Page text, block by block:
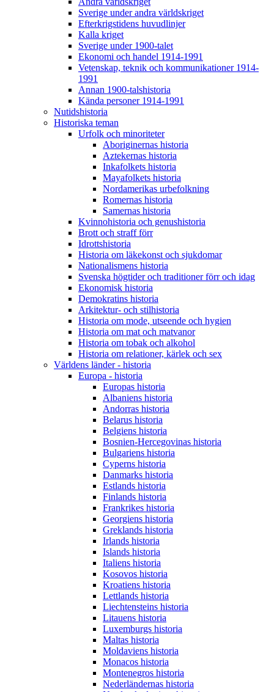
Sverige under andra världskriget
Efterkrigstidens huvudlinjer
Kalla kriget
Sverige under 1900-talet
Ekonomi och handel 1914-1991
Vetenskap, teknik och kommunikationer 1914-
1991
Annan 1900-talshistoria
Kända personer 1914-1991
Nutidshistoria
Historiska teman
Urfolk och minoriteter
Aboriginernas historia
Aztekernas historia
Inkafolkets historia
Mayafolkets historia
Nordamerikas urbefolkning
Romernas historia
Samernas historia
Kvinnohistoria och genushistoria
Brott och straff förr
Idrottshistoria
Historia om läkekonst och sjukdomar
Nationalismens historia
Svenska högtider och traditioner förr och idag
Ekonomisk historia
Demokratins historia
Arkitektur- och stilhistoria
Historia om mode, utseende och hygien
Historia om mat och matvanor
Historia om tobak och alkohol
Historia om relationer, kärlek och sex
Världens länder - historia
Europa - historia
Europas historia
Albaniens historia
Andorras historia
Belarus historia
Belgiens historia
Bosnien-Hercegovinas historia
Bulgariens historia
Cyperns historia
Danmarks historia
Estlands historia
Finlands historia
Frankrikes historia
Georgiens historia
Greklands historia
Irlands historia
Islands historia
Italiens historia
Kosovos historia
Kroatiens historia
Lettlands historia
Liechtensteins historia
Litauens historia
Luxemburgs historia
Maltas historia
Moldaviens historia
Monacos historia
Montenegros historia
Nederländernas historia